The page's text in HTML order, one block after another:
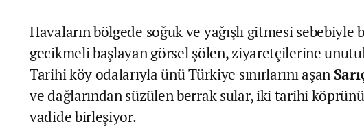
Havaların bölgede soğuk ve yağışlı gitmesi sebebiyle
gecikmeli başlayan görsel şölen, ziyaretçilerine
Tarihi köy odalarıyla ünü Türkiye sınırlarını aşan
ve dağlarından süzülen berrak sular, iki tarihi
vadide birleşiyor.